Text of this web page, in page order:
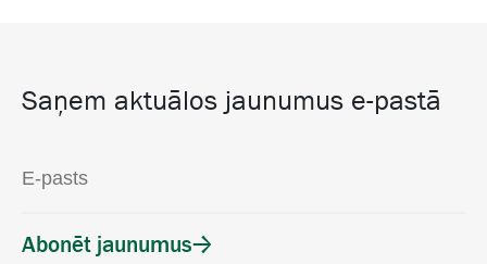
Saņem aktuālos jaunumus e-pastā
Abonēt jaunumus